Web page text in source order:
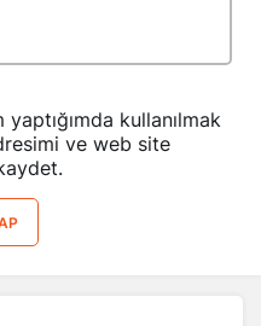
kullanılmak
ve web site